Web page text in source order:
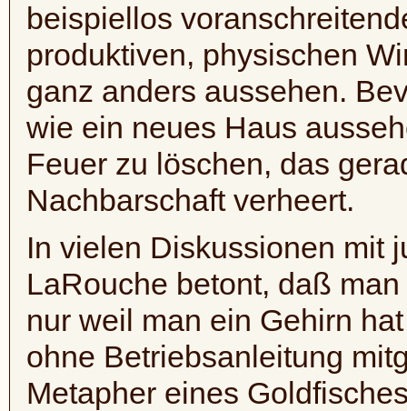
beispiellos
produktiven, physischen
ganz anders aussehen.
wie ein neues Haus
Feuer zu löschen, das
Nachbarschaft verheert.
In vielen Diskussionen mit
LaRouche betont, daß
nur weil man ein Gehirn
ohne Betriebsanleitung
Metapher eines